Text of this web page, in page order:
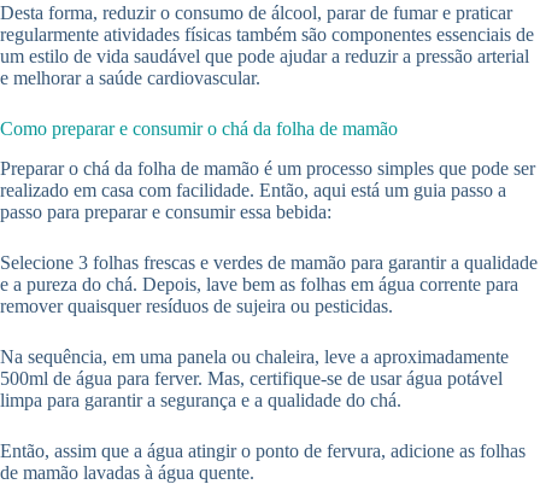
Desta forma, reduzir o consumo de álcool, parar de fumar e praticar
regularmente atividades físicas também são componentes essenciais de
um estilo de vida saudável que pode ajudar a reduzir a pressão arterial
e melhorar a saúde cardiovascular.
Como preparar e consumir o chá da folha de mamão
Preparar o chá da folha de mamão é um processo simples que pode ser
realizado em casa com facilidade. Então, aqui está um guia passo a
passo para preparar e consumir essa bebida:
Selecione 3 folhas frescas e verdes de mamão para garantir a qualidade
e a pureza do chá. Depois, lave bem as folhas em água corrente para
remover quaisquer resíduos de sujeira ou pesticidas.
Na sequência, em uma panela ou chaleira, leve a aproximadamente
500ml de água para ferver. Mas, certifique-se de usar água potável
limpa para garantir a segurança e a qualidade do chá.
Então, assim que a água atingir o ponto de fervura, adicione as folhas
de mamão lavadas à água quente.